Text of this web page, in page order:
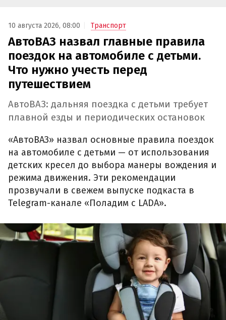
10 августа 2026, 08:00 Транспорт
АвтоВАЗ назвал главные правила
поездок на автомобиле с детьми.
Что нужно учесть перед
путешествием
АвтоВАЗ: дальняя поездка с детьми требует
плавной езды и периодических остановок
«АвтоВАЗ» назвал основные правила поездок
на автомобиле с детьми — от использования
детских кресел до выбора манеры вождения и
режима движения. Эти рекомендации
прозвучали в свежем выпуске подкаста в
Telegram-канале «Поладим с LADA».